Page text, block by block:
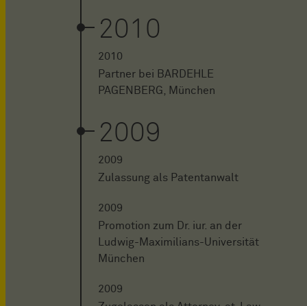
2010
2010
Partner bei BARDEHLE
PAGENBERG, München
2009
2009
Zulassung als Patentanwalt
2009
Promotion zum Dr. iur. an der
Ludwig-Maximilians-Universität
München
2009